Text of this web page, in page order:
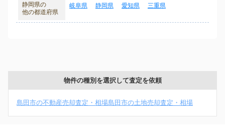
静岡県の
他の都道府県
岐阜県 静岡県 愛知県 三重県
物件の種別を選択して査定を依頼
島田市の不動産売却査定・相場島田市の土地売却査定・相場